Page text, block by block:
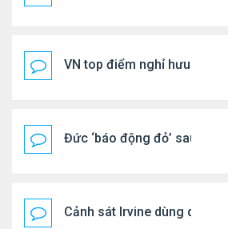
VN top điểm nghỉ hưu lý
Đức ‘báo động đỏ’ sau vụ
Cảnh sát Irvine dùng